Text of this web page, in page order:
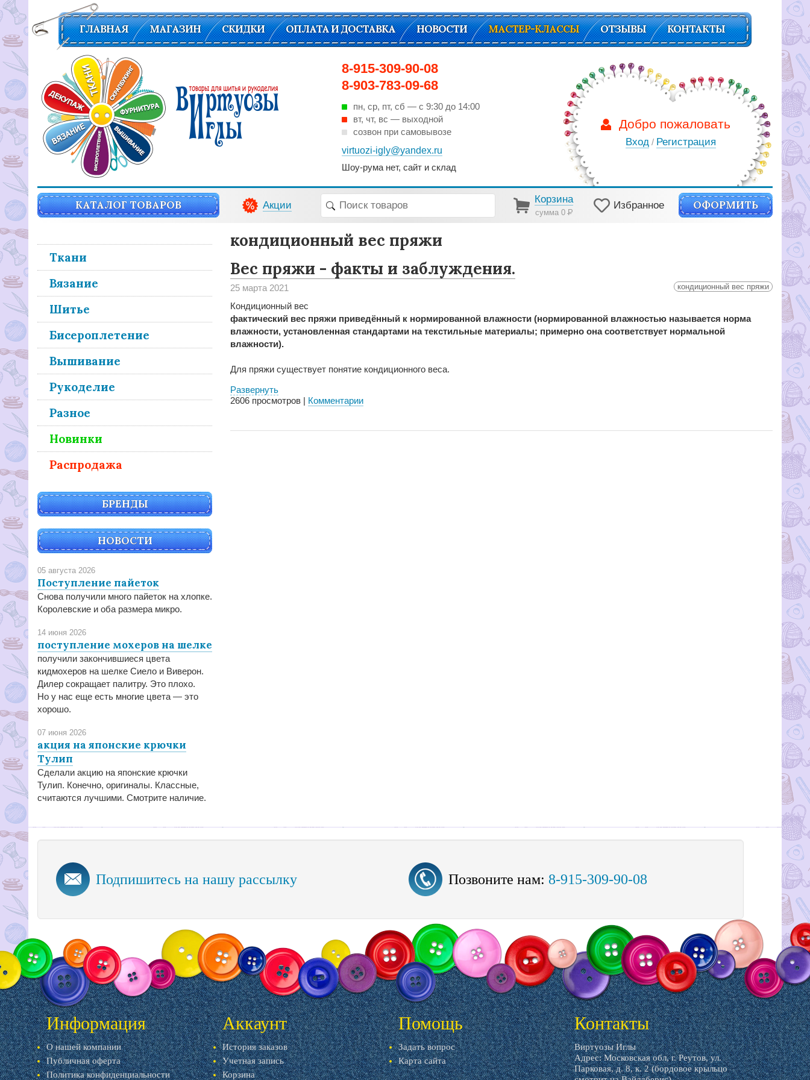
8-915-309-90-08
8-903-783-09-68
пн, ср, пт, cб — с 9:30 до 14:00
вт, чт, вс — выходной
созвон при самовывозе
virtuozi-igly@yandex.ru
Шоу-рума нет, сайт и склад
ГЛАВНАЯ МАГАЗИН СКИДКИ ОПЛАТА И ДОСТАВКА НОВОСТИ МАСТЕР-КЛАССЫ ОТЗЫВЫ КОНТАКТЫ
Добро пожаловать
Вход / Регистрация
КАТАЛОГ ТОВАРОВ Акции
Корзина
сумма 0Р
Избранное ОФОРМИТЬ
Ткани
Вязание
Шитье
Бисероплетение
Вышивание
Рукоделие
Разное
Новинки
Распродажа
БРЕНДЫ
НОВОСТИ
05 августа 2026
Поступление пайеток
Снова получили много пайеток на хлопке.
Королевские и оба размера микро.
14 июня 2026
поступление мохеров на шелке
получили закончившиеся цвета
кидмохеров на шелке Сиело и Виверон.
Дилер сокращает палитру. Это плохо.
Но у нас еще есть многие цвета — это
хорошо.
07 июня 2026
акция на японские крючки
Тулип
Сделали акцию на японские крючки
Тулип. Конечно, оригиналы. Классные,
считаются лучшими. Смотрите наличие.
кондиционный вес пряжи
Вес пряжи - факты и заблуждения.
25 марта 2021 кондиционный вес пряжи
Кондиционный вес
фактический вес пряжи приведённый к нормированной влажности (нормированной влажностью называется норма
влажности, установленная стандартами на текстильные материалы; примерно она соответствует нормальной
влажности).
Для пряжи существует понятие кондиционного веса.
Развернуть
2606 просмотров | Комментарии
Подпишитесь на нашу рассылку Позвоните нам: 8-915-309-90-08
Информация
О нашей компании
Публичная оферта
Политика конфиденциальности
Аккаунт
История заказов
Учетная запись
Корзина
Помощь
Задать вопрос
Карта сайта
Контакты
Виртуозы Иглы
Адрес: Московская обл, г. Реутов, ул.
Парковая, д. 8, к. 2 (бордовое крыльцо